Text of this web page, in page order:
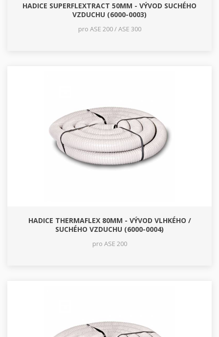
HADICE SUPERFLEXTRACT 50MM - VÝVOD SUCHÉHO
VZDUCHU (6000-0003)
pro ASE 200 / ASE 300
HADICE THERMAFLEX 80MM - VÝVOD VLHKÉHO /
SUCHÉHO VZDUCHU (6000-0004)
pro ASE 200